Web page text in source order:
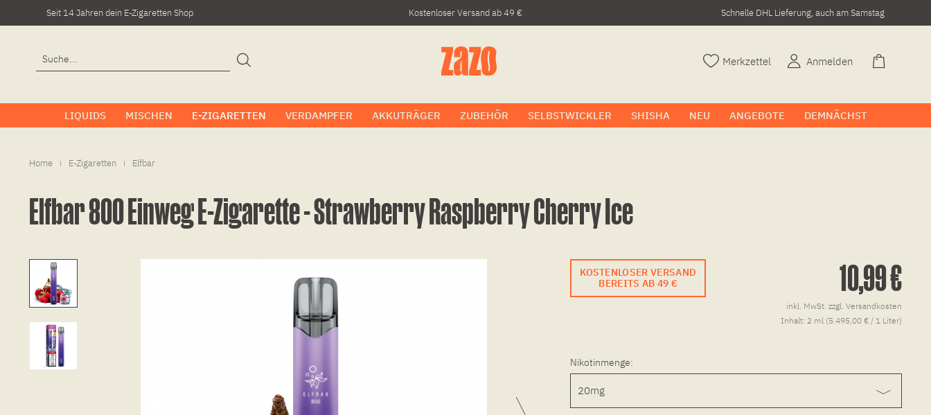
Seit 14 Jahren dein E-Zigaretten Shop Kostenloser Versand ab 49 € Schnelle DHL Lieferung, auch am Samstag
Merkzettel Anmelden
LIQUIDS MISCHEN E-ZIGARETTEN VERDAMPFER AKKUTRÄGER ZUBEHÖR SELBSTWICKLER SHISHA NEU ANGEBOTE DEMNÄCHST
Home | E-Zigaretten | Elfbar
Elfbar 800 Einweg E-Zigarette - Strawberry Raspberry Cherry Ice
KOSTENLOSER VERSAND
BEREITS AB 49 €
10,99 €
inkl. MwSt. zzgl. Versandkosten
Inhalt: 2 ml (5.495,00 € / 1 Liter)
Nikotinmenge: